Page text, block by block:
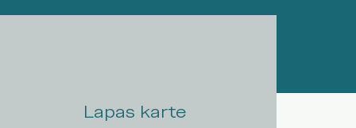
Lapas karte